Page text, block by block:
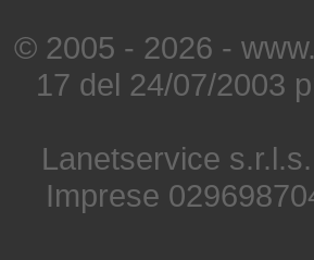
© 2005 - 2026 -
17 del 24/07/2003
Lanetservice
Imprese